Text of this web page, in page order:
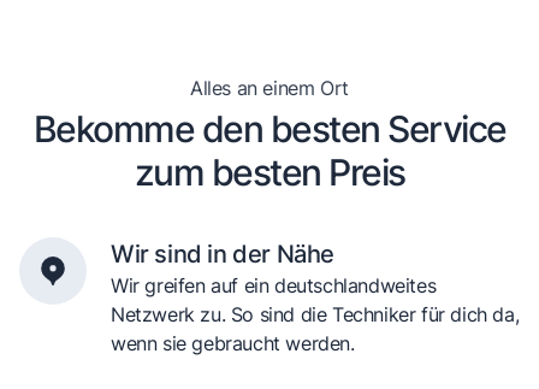
Alles an einem Ort
Bekomme den besten Service
zum besten Preis
Wir sind in der Nähe
Wir greifen auf ein deutschlandweites
Netzwerk zu. So sind die Techniker für dich da,
wenn sie gebraucht werden.